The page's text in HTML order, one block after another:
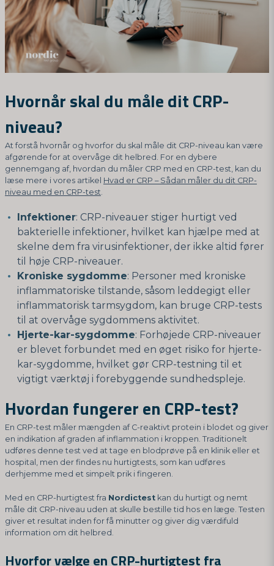
Hvornår skal du måle dit CRP-
niveau?
At forstå hvornår og hvorfor du skal måle dit CRP-niveau kan være
afgørende for at overvåge dit helbred. For en dybere
gennemgang af, hvordan du måler CRP med en CRP-test, kan du
læse mere i vores artikel Hvad er CRP – Sådan måler du dit CRP-
niveau med en CRP-test
Infektioner: CRP-niveauer stiger hurtigt ved
bakterielle infektioner, hvilket kan hjælpe med at
skelne dem fra virusinfektioner, der ikke altid fører
til høje CRP-niveauer.
Kroniske sygdomme: Personer med kroniske
inflammatoriske tilstande, såsom leddegigt eller
inflammatorisk tarmsygdom, kan bruge CRP-tests
til at overvåge sygdommens aktivitet.
Hjerte-kar-sygdomme: Forhøjede CRP-niveauer
er blevet forbundet med en øget risiko for hjerte-
kar-sygdomme, hvilket gør CRP-testning til et
vigtigt værktøj i forebyggende sundhedspleje.
Hvordan fungerer en CRP-test?
En CRP-test måler mængden af C-reaktivt protein i blodet og giver
en indikation af graden af inflammation i kroppen. Traditionelt
udføres denne test ved at tage en blodprøve på en klinik eller et
hospital, men der findes nu hurtigtests, som kan udføres
derhjemme med et simpelt prik i fingeren.
Med en CRP-hurtigtest fra Nordictest kan du hurtigt og nemt
måle dit CRP-niveau uden at skulle bestille tid hos en læge. Testen
giver et resultat inden for få minutter og giver dig værdifuld
information om dit helbred.
Hvorfor vælge en CRP-hurtigtest fra